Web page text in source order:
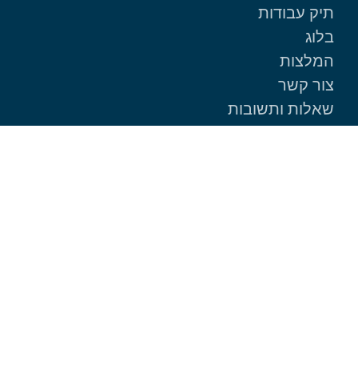
תיק עבודות
בלוג
המלצות
צור קשר
שאלות ותשובות